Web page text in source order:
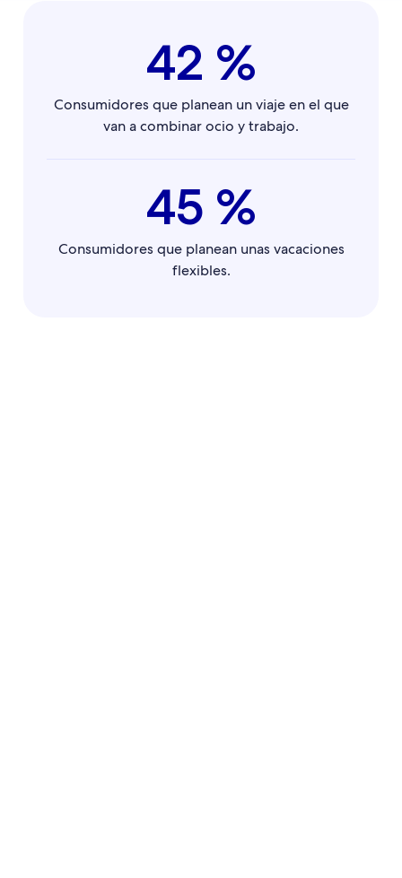
42 %
Consumidores que planean un viaje en el que
van a combinar ocio y trabajo.
45 %
Consumidores que planean unas vacaciones
flexibles.